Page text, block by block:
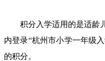
积分入学适用的是适龄
内登录“杭州市小学一年级
的积分。